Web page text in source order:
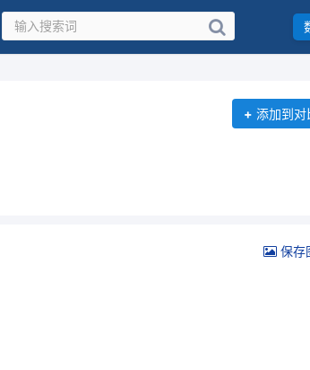
+ 添加到对
保存